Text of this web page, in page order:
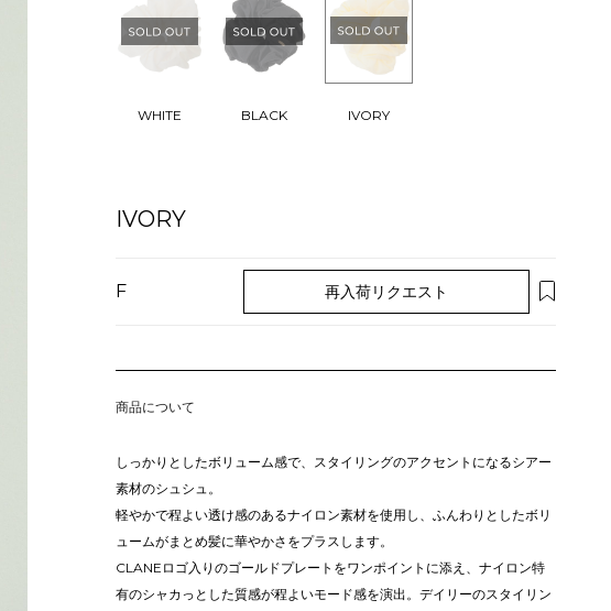
WHITE BLACK IVORY
IVORY
F 再入荷リクエスト
商品について
しっかりとしたボリューム感で、スタイリングのアクセントになるシアー
素材のシュシュ。
軽やかで程よい透け感のあるナイロン素材を使用し、ふんわりとしたボリ
ュームがまとめ髪に華やかさをプラスします。
CLANEロゴ入りのゴールドプレートをワンポイントに添え、ナイロン特
有のシャカっとした質感が程よいモード感を演出。デイリーのスタイリン